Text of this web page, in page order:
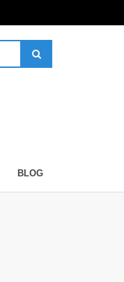
BLOG